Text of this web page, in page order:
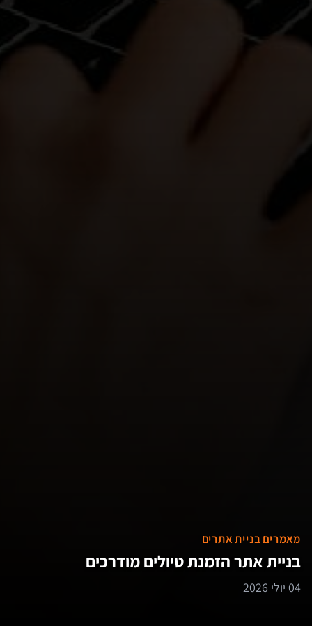
מאמרים בניית אתרים
בניית אתר הזמנת טיולים מודרכים
04 יולי 2026